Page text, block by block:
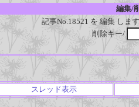
編集/
記事No.18521 を 編集 しま
削除キー/
スレッド表示